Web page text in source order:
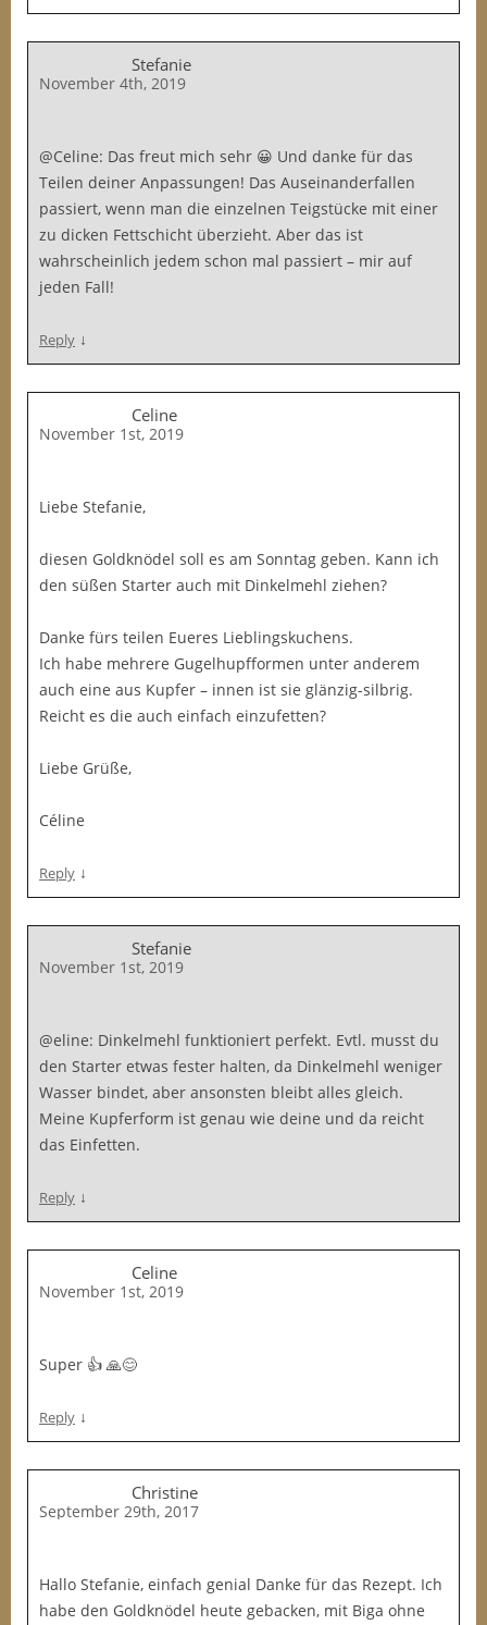
Stefanie
November 4th, 2019
@Celine: Das freut mich sehr 😀 Und danke für das
Teilen deiner Anpassungen! Das Auseinanderfallen
passiert, wenn man die einzelnen Teigstücke mit einer
zu dicken Fettschicht überzieht. Aber das ist
wahrscheinlich jedem schon mal passiert – mir auf
jeden Fall!
Reply ↓
Celine
November 1st, 2019
Liebe Stefanie,
diesen Goldknödel soll es am Sonntag geben. Kann ich
den süßen Starter auch mit Dinkelmehl ziehen?
Danke fürs teilen Eueres Lieblingskuchens.
Ich habe mehrere Gugelhupfformen unter anderem
auch eine aus Kupfer – innen ist sie glänzig-silbrig.
Reicht es die auch einfach einzufetten?
Liebe Grüße,
Céline
Reply ↓
Stefanie
November 1st, 2019
@eline: Dinkelmehl funktioniert perfekt. Evtl. musst du
den Starter etwas fester halten, da Dinkelmehl weniger
Wasser bindet, aber ansonsten bleibt alles gleich.
Meine Kupferform ist genau wie deine und da reicht
das Einfetten.
Reply ↓
Celine
November 1st, 2019
Super 👍 🙏😊
Reply ↓
Christine
September 29th, 2017
Hallo Stefanie, einfach genial Danke für das Rezept. Ich
habe den Goldknödel heute gebacken, mit Biga ohne